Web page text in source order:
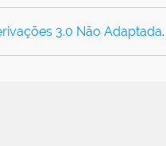
3.0 Não Adaptada.